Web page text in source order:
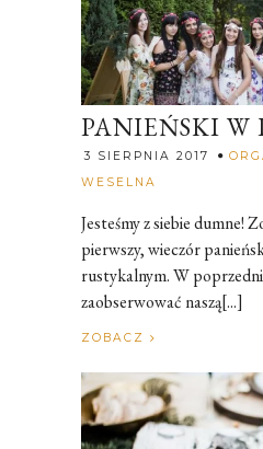
PANIEŃSKI W
3 SIERPNIA 2017
WESELNA
Jesteśmy z siebie dumne!
pierwszy, wieczór
rustykalnym. W
zaobserwować naszą[...]
ZOBACZ